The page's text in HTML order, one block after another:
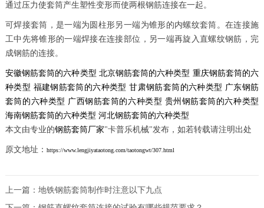
通过压力使套筒产生塑性变形而使两根钢筋连接在一起。
可焊接套筒，是一端为圆柱形另一端为锥形的内螺纹套筒。在连接施
工中先将锥形的一端焊接在连接部位，另一端再旋入直螺纹钢筋，完
成钢筋的连接。
安徽钢筋套筒的六种类型 北京钢筋套筒的六种类型 重庆钢筋套筒的六
种类型 福建钢筋套筒的六种类型 甘肃钢筋套筒的六种类型 广东钢筋
套筒的六种类型 广西钢筋套筒的六种类型 贵州钢筋套筒的六种类型
海南钢筋套筒的六种类型 河北钢筋套筒的六种类型
本文由专业的钢筋套筒厂家"卡普乐机械"发布，如若转载请注明出处
原文地址： https://www.lengjiyataotong.com/taotongwt/307.html
上一篇： 地铁钢筋套筒制作时注意以下九点